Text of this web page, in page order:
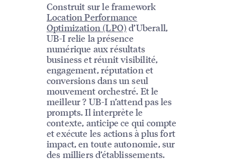
Construit sur le framework
Location Performance
Optimization (LPO) d’Uberall,
UB-I relie la présence
numérique aux résultats
business et réunit visibilité,
engagement, réputation et
conversions dans un seul
mouvement orchestré. Et le
meilleur ? UB-I n’attend pas les
prompts. Il interprète le
contexte, anticipe ce qui compte
et exécute les actions à plus fort
impact, en toute autonomie, sur
des milliers d’établissements.